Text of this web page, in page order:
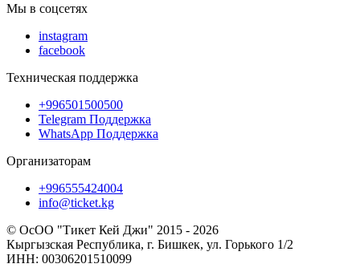
Мы в соцсетях
instagram
facebook
Техническая поддержка
+996501500500
Telegram Поддержка
WhatsApp Поддержка
Организаторам
+996555424004
info@ticket.kg
© ОсОО "Тикет Кей Джи" 2015 - 2026
Кыргызская Республика, г. Бишкек, ул. Горького 1/2
ИНН: 00306201510099